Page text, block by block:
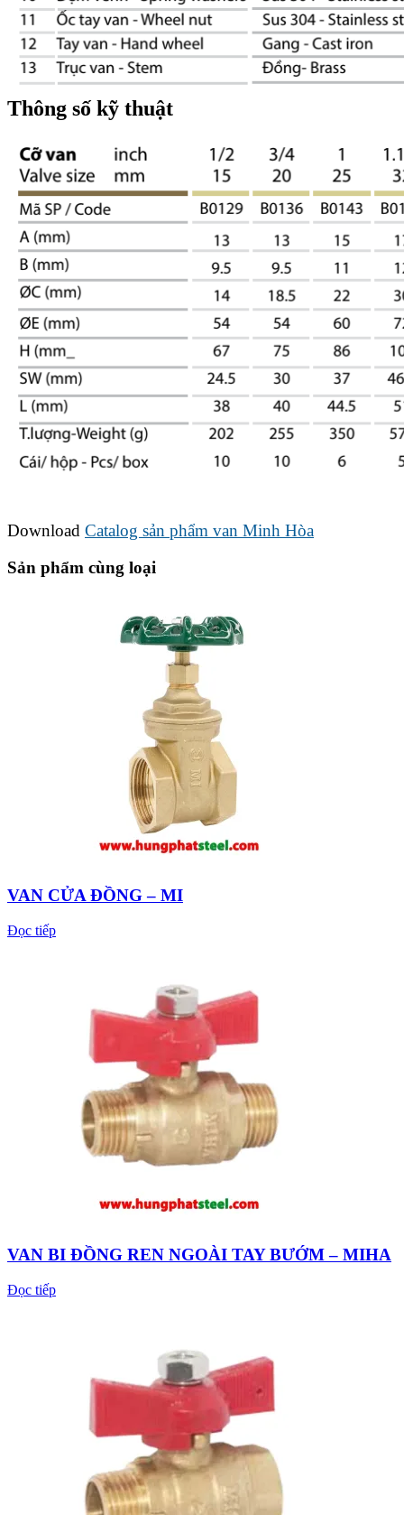
Thông số kỹ thuật
Download Catalog sản phẩm van Minh Hòa
Sản phẩm cùng loại
VAN CỬA ĐỒNG – MI
Đọc tiếp
VAN BI ĐỒNG REN NGOÀI TAY BƯỚM – MIHA
Đọc tiếp